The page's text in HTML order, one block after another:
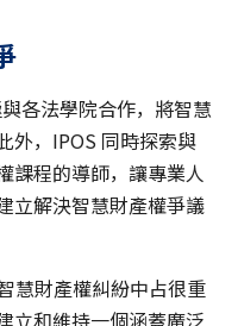
各法學院合作，將智慧
外，IPOS 同時探索與
課程的導師，讓專業人
立解決智慧財產權爭議
慧財產權糾紛中占很重
立和維持一個涵蓋廣泛